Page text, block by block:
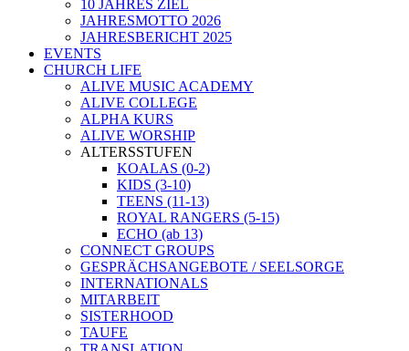
10 JAHRES ZIEL
JAHRESMOTTO 2026
JAHRESBERICHT 2025
EVENTS
CHURCH LIFE
ALIVE MUSIC ACADEMY
ALIVE COLLEGE
ALPHA KURS
ALIVE WORSHIP
ALTERSSTUFEN
KOALAS (0-2)
KIDS (3-10)
TEENS (11-13)
ROYAL RANGERS (5-15)
ECHO (ab 13)
CONNECT GROUPS
GESPRÄCHSANGEBOTE / SEELSORGE
INTERNATIONALS
MITARBEIT
SISTERHOOD
TAUFE